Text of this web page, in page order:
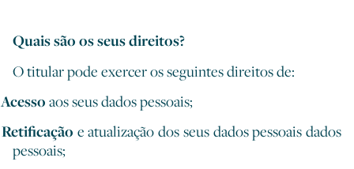
Quais são os seus direitos?
O titular pode exercer os seguintes direitos de:
Acessoaos seus dados pessoais;
Retificação e atualização dos seus dados pessoais dados
pessoais;